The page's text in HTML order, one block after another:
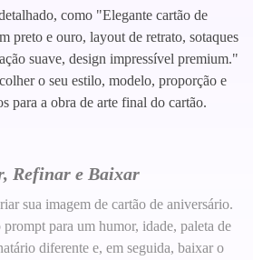
como "Elegante cartão de
preto e ouro, layout de retrato, sotaques
suave, design impressível premium."
o seu estilo, modelo, proporção e
para a obra de arte final do cartão.
Refinar e Baixar
sua imagem de cartão de aniversário.
prompt para um humor, idade, paleta de
diferente e, em seguida, baixar o